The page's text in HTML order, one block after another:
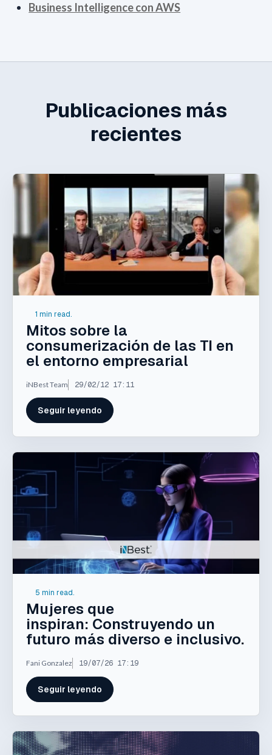
Business Intelligence con AWS
Publicaciones más
recientes
1 min read.
Mitos sobre la
consumerización de las TI en
el entorno empresarial
iNBest Team 29/02/12 17:11
Seguir leyendo
5 min read.
Mujeres que
inspiran: Construyendo un
futuro más diverso e inclusivo.
Fani Gonzalez 19/07/26 17:19
Seguir leyendo